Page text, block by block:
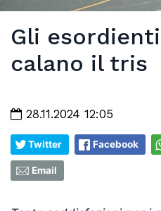
Gli
calano il tris
28.11.2024 12:05
Twitter Facebook
Email